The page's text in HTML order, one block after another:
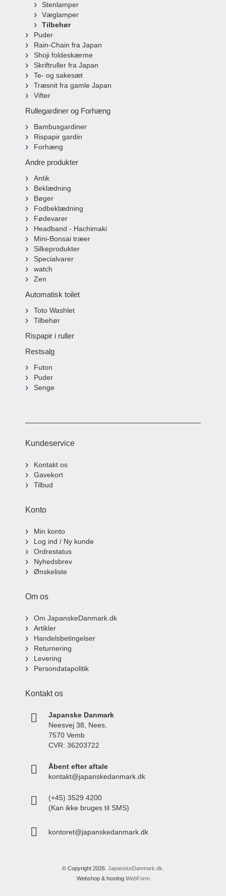
Stenlamper
Væglamper
Tilbehør
Puder
Rain-Chain fra Japan
Shoji foldeskærme
Skriftruller fra Japan
Te- og sakesæt
Træsnit fra gamle Japan
Vifter
Rullegardiner og Forhæng
Bambusgardiner
Rispapir gardin
Forhæng
Andre produkter
Antik
Beklædning
Bøger
Fodbeklædning
Fødevarer
Headband - Hachimaki
Mini-Bonsai træer
Silkeprodukter
Specialvarer
watch
Zen
Automatisk toilet
Toto Washlet
Tilbehør
Rispapir i ruller
Restsalg
Futon
Puder
Senge
Kundeservice
Kontakt os
Gavekort
Tilbud
Konto
Min konto
Log ind / Ny kunde
Ordrestatus
Nyhedsbrev
Ønskeliste
Om os
Om JapanskeDanmark.dk
Artikler
Handelsbetingelser
Returnering
Levering
Persondatapolitik
Kontakt os
Japanske Danmark
Neesvej 38, Nees,
7570 Vemb
CVR: 36203722
Åbent efter aftale
kontakt@japanskedanmark.dk
(+45) 3529 4200
(Kan ikke bruges til SMS)
kontoret@japanskedanmark.dk
© Copyright 2026. JapanskeDanmark.dk
Webshop & hosting WebForm